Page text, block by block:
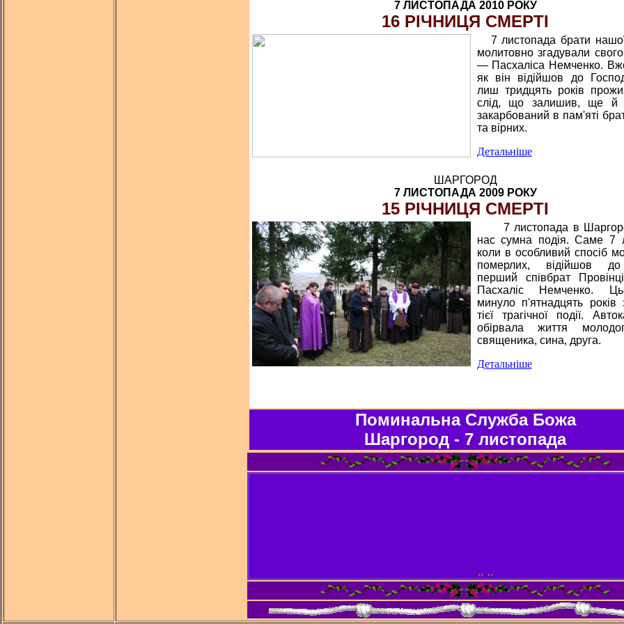
7 ЛИСТОПАДА 2010 РОКУ
16 РІЧНИЦЯ СМЕРТІ
7 листопада брати
молитовно згадували
— Пасхаліса Немченко.
як він відійшов до
лиш тридцять років
слід, що залишив, ще й
закарбований в пам'яті
та вірних.
Детальніше
ШАРГОРОД
7 ЛИСТОПАДА 2009 РОКУ
15 РІЧНИЦЯ СМЕРТІ
7 листопада в
нас сумна подія. Саме 7
коли в особливий спосіб
померлих, відійшов
перший співбрат
Пасхаліс Немченко.
минуло п'ятнадцять
тієї трагічної події.
обірвала життя
священика, сина, друга.
Детальніше
Поминальна Служба Божа
Шаргород - 7 листопада
Вічне спочивання дай йому, Господи.
А світло віковічне нехай йому світить.